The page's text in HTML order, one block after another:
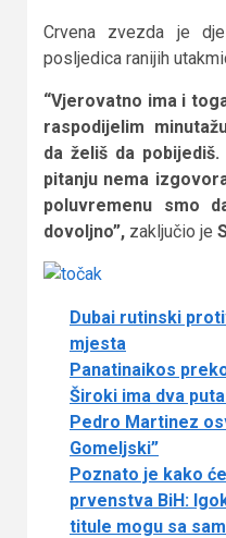
Crvena zvezda je
posljedica ranijih
“Vjerovatno ima i
raspodijelim
da želiš da
pitanju nema
poluvremenu smo
dovoljno”, zaključio je
Dubai rutinski
mjesta
Panatinaikos
Široki ima dva
Pedro Martinez
Gomeljski”
Poznato je kako
prvenstva BiH:
titule mogu sa